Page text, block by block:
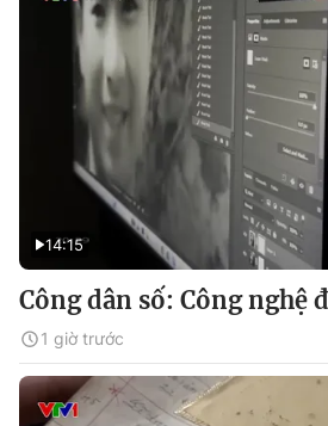
14:15
Công dân số: Công nghệ
1 giờ trước